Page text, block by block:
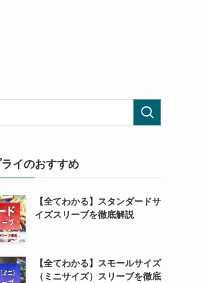
イのおすすめ
【全てわかる】スタンダードサ
イズスリーブを徹底解説
【全てわかる】スモールサイズ
（ミニサイズ）スリーブを徹底